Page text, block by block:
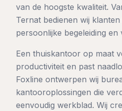
van de hoogste kwaliteit.
Ternat bedienen wij
persoonlijke begeleiding en
Een thuiskantoor op maat
productiviteit en past
Foxline ontwerpen wij
kantooroplossingen die
eenvoudig werkblad. Wij